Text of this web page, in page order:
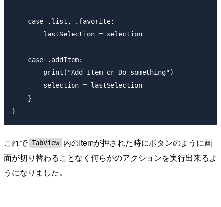
    case .list, .favorite:
        lastSelection = selection
    case .addItem:
        print("Add Item or Do something")
        selection = lastSelection
    }
これで TabView 内のItemが押された時にボタンのように画
面が切り替わることなく何らかのアクションを実行出来るよ
うになりました。